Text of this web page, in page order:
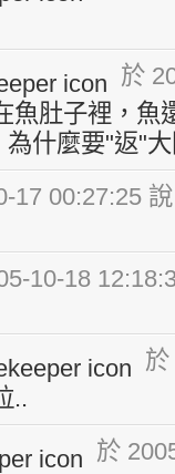
於
魚肚子裡，魚
什麼要"返"
17 00:27:25 說
10-18
..
於